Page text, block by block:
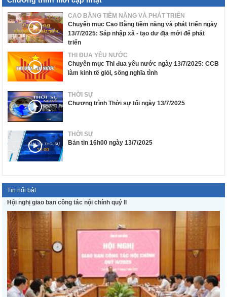
CAO BẰNG TIỀM NĂNG VÀ PHÁT TRIỂN
Chuyên mục Cao Bằng tiềm năng và phát triển ngày
13/7/2025: Sáp nhập xã - tạo dư địa mới để phát
triển
THI ĐUA YÊU NƯỚC
Chuyên mục Thi đua yêu nước ngày 13/7/2025: CCB
làm kinh tế giỏi, sống nghĩa tình
THỜI SỰ
Chương trình Thời sự tối ngày 13/7/2025
THỜI SỰ
Bản tin 16h00 ngày 13/7/2025
Tin nổi bật
Hội nghị giao ban công tác nội chính quý II